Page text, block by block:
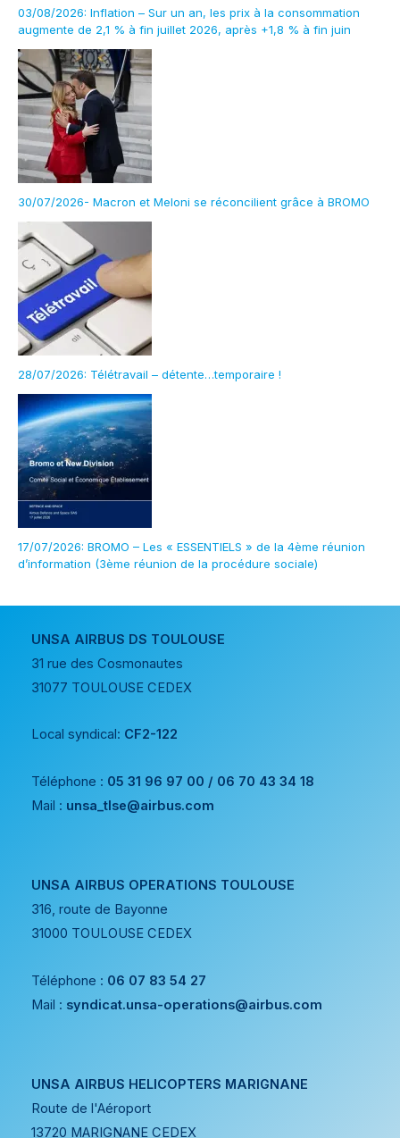
03/08/2026: Inflation – Sur un an, les prix à la consommation
augmente de 2,1 % à fin juillet 2026, après +1,8 % à fin juin
30/07/2026- Macron et Meloni se réconcilient grâce à BROMO
28/07/2026: Télétravail – détente…temporaire !
17/07/2026: BROMO – Les « ESSENTIELS » de la 4ème réunion
d’information (3ème réunion de la procédure sociale)
UNSA AIRBUS DS TOULOUSE
31 rue des Cosmonautes
31077 TOULOUSE CEDEX
Local syndical: CF2-122
Téléphone : 05 31 96 97 00 / 06 70 43 34 18
Mail : unsa_tlse@airbus.com
UNSA AIRBUS OPERATIONS TOULOUSE
316, route de Bayonne
31000 TOULOUSE CEDEX
Téléphone : 06 07 83 54 27
Mail : syndicat.unsa-operations@airbus.com
UNSA AIRBUS HELICOPTERS MARIGNANE
Route de l'Aéroport
13720 MARIGNANE CEDEX